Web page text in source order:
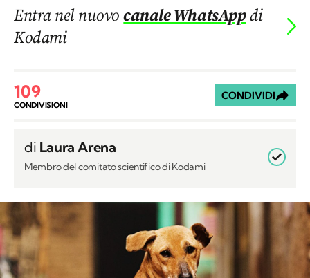
Entra nel nuovocanale WhatsAppdi
Kodami
109
CONDIVISIONI
CONDIVIDI
di Laura Arena
Membro del comitato scientifico di Kodami